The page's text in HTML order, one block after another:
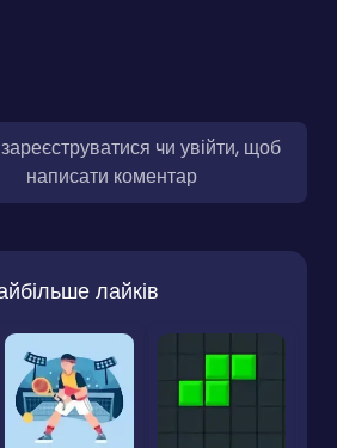
чи увійти, щоб
написати коментар
лайків